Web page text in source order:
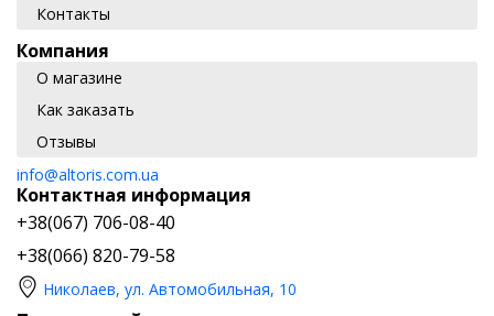
Контакты
Компания
О магазине
Как заказать
Отзывы
info@altoris.com.ua
Контактная информация
+38(067) 706-08-40
+38(066) 820-79-58
Николаев, ул. Автомобильная, 10